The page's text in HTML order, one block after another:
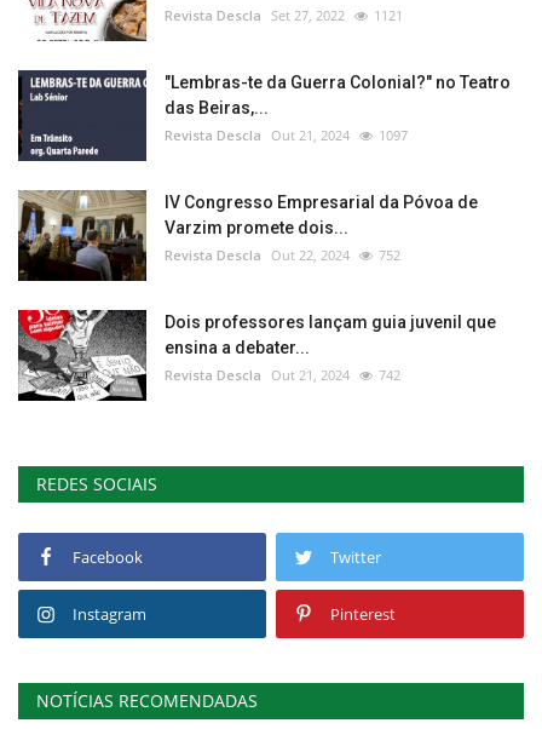
Revista Descla Set 27, 2022 1121
"Lembras-te da Guerra Colonial?" no Teatro
das Beiras,...
Revista Descla Out 21, 2024 1097
IV Congresso Empresarial da Póvoa de
Varzim promete dois...
Revista Descla Out 22, 2024 752
Dois professores lançam guia juvenil que
ensina a debater...
Revista Descla Out 21, 2024 742
REDES SOCIAIS
Facebook Twitter
Instagram Pinterest
NOTÍCIAS RECOMENDADAS